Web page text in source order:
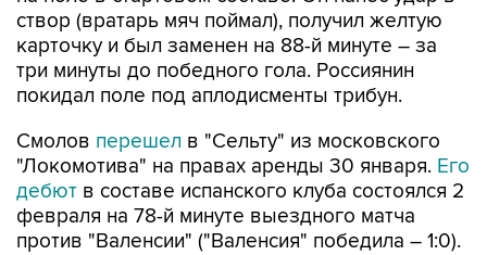
створ (вратарь мяч поймал), получил желтую
карточку и был заменен на 88-й минуте – за
три минуты до победного гола. Россиянин
покидал поле под аплодисменты трибун.
Смолов перешел в "Сельту" из московского
"Локомотива" на правах аренды 30 января. Его
дебют в составе испанского клуба состоялся 2
февраля на 78-й минуте выездного матча
против "Валенсии" ("Валенсия" победила – 1:0).